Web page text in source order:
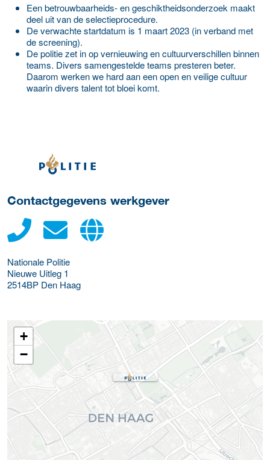
Een betrouwbaarheids- en geschiktheidsonderzoek maakt
deel uit van de selectieprocedure.
De verwachte startdatum is 1 maart 2023 (in verband met
de screening).
De politie zet in op vernieuwing en cultuurverschillen binnen
teams. Divers samengestelde teams presteren beter.
Daarom werken we hard aan een open en veilige cultuur
waarin divers talent tot bloei komt.
Meer werkgever details
Contactgegevens werkgever
Nationale Politie
Nieuwe Uitleg 1
2514BP Den Haag
+
−